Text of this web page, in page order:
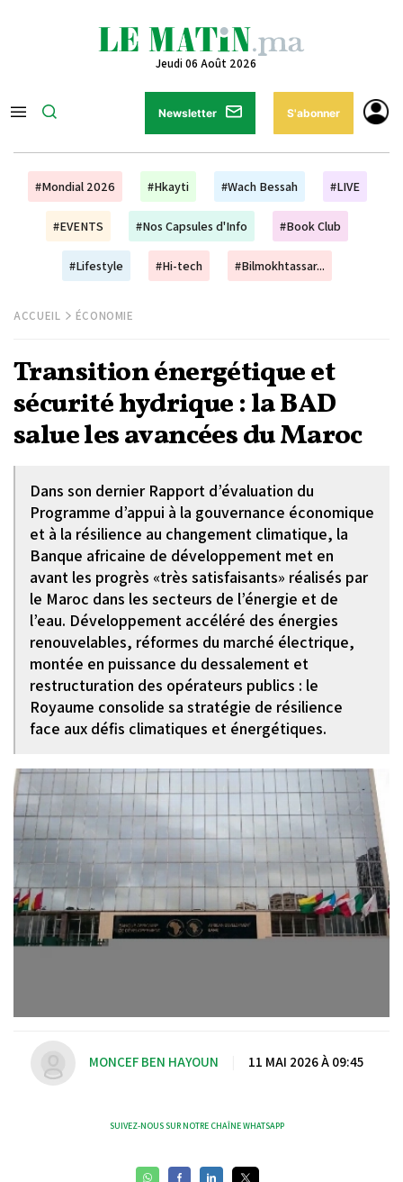
Jeudi 06 Août 2026
Newsletter S'abonner
#Mondial 2026 #Hkayti #Wach Bessah #LIVE
#EVENTS #Nos Capsules d'Info #Book Club
#Lifestyle #Hi-tech #Bilmokhtassar...
ACCUEIL ÉCONOMIE
Transition énergétique et
sécurité hydrique : la BAD
salue les avancées du Maroc
Dans son dernier Rapport d’évaluation du
Programme d’appui à la gouvernance économique
et à la résilience au changement climatique, la
Banque africaine de développement met en
avant les progrès «très satisfaisants» réalisés par
le Maroc dans les secteurs de l’énergie et de
l’eau. Développement accéléré des énergies
renouvelables, réformes du marché électrique,
montée en puissance du dessalement et
restructuration des opérateurs publics : le
Royaume consolide sa stratégie de résilience
face aux défis climatiques et énergétiques.
MONCEF BEN HAYOUN 11 MAI 2026 À 09:45
SUIVEZ-NOUS SUR NOTRE CHAÎNE WHATSAPP